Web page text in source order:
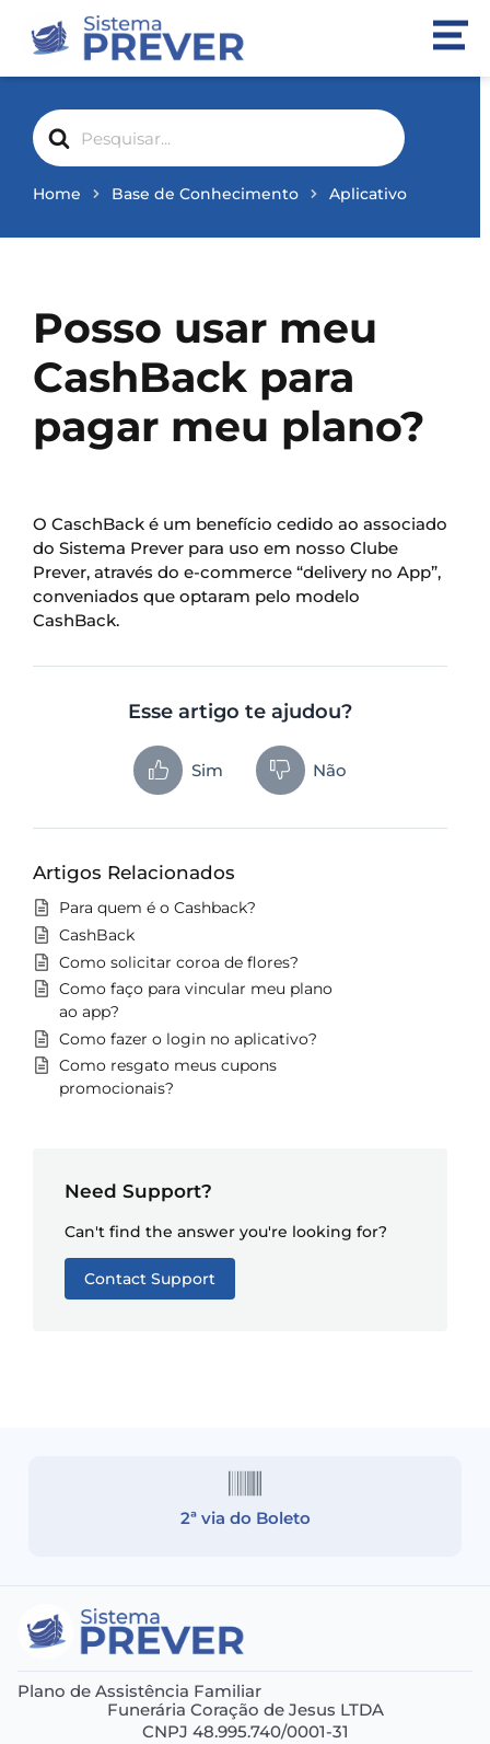
Search
For
Home Base de Conhecimento Aplicativo
Posso usar meu
CashBack para
pagar meu plano?
O CaschBack é um benefício cedido ao associado
do Sistema Prever para uso em nosso Clube
Prever, através do e-commerce “delivery no App”,
conveniados que optaram pelo modelo
CashBack.
Esse artigo te ajudou?
Sim Não
Artigos Relacionados
Para quem é o Cashback?
CashBack
Como solicitar coroa de flores?
Como faço para vincular meu plano
ao app?
Como fazer o login no aplicativo?
Como resgato meus cupons
promocionais?
Need Support?
Can't find the answer you're looking for?
Contact Support
2ª via do Boleto
Plano de Assistência Familiar
Funerária Coração de Jesus LTDA
CNPJ 48.995.740/0001-31